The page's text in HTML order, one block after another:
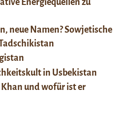
Energiequellen zu
neue Namen? Sowjetische
in Usbekistan
und wofür ist er